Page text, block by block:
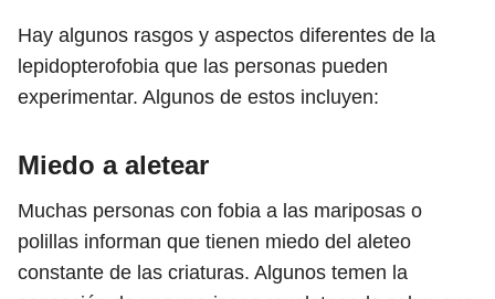
Hay algunos rasgos y aspectos diferentes de la
lepidopterofobia que las personas pueden
experimentar. Algunos de estos incluyen:
Miedo a aletear
Muchas personas con fobia a las mariposas o
polillas informan que tienen miedo del aleteo
constante de las criaturas. Algunos temen la